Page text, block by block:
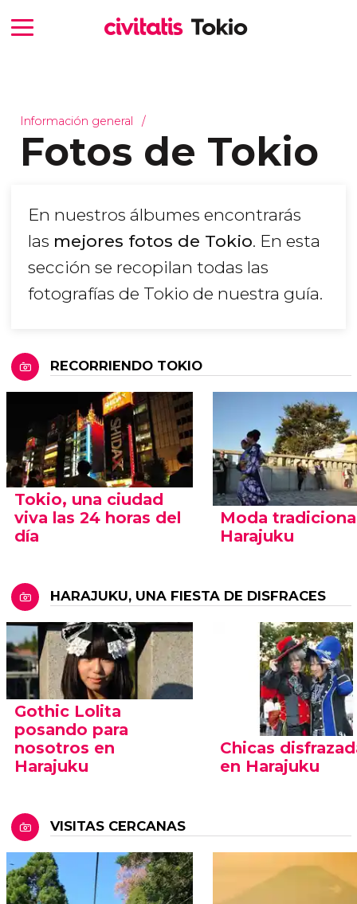
Información general
Fotos de Tokio
En nuestros álbumes encontrarás
las mejores fotos de Tokio. En esta
sección se recopilan todas las
fotografías de Tokio de nuestra guía.
RECORRIENDO TOKIO
Tokio, una ciudad
viva las 24 horas del
día
Moda
Harajuku
HARAJUKU, UNA FIESTA DE DISFRACES
Gothic Lolita
posando para
nosotros en
Harajuku
Chicas
en Harajuku
VISITAS CERCANAS